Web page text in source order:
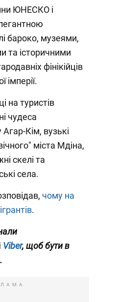
ЮНЕСКО і
бароко, музеями,
та історичними
фінікійців
імперії.
на туристів
чудеса
Кім, вузькі
міста Мдіна,
скелі та
села.
чому на
.
Viber, щоб бути в